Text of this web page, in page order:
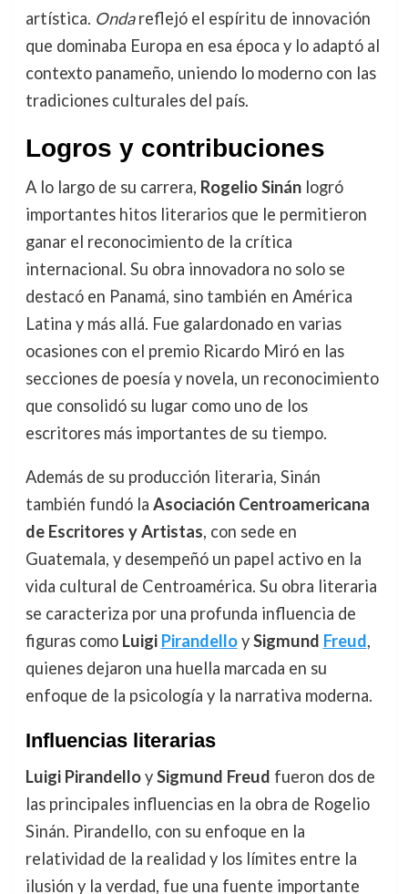
artística. Ondareflejó el espíritu de innovación
que dominaba Europa en esa época y lo adaptó al
contexto panameño, uniendo lo moderno con las
tradiciones culturales del país.
Logros y contribuciones
A lo largo de su carrera, Rogelio Sinánlogró
importantes hitos literarios que le permitieron
ganar el reconocimiento de la crítica
internacional. Su obra innovadora no solo se
destacó en Panamá, sino también en América
Latina y más allá. Fue galardonado en varias
ocasiones con el premio Ricardo Miró en las
secciones de poesía y novela, un reconocimiento
que consolidó su lugar como uno de los
escritores más importantes de su tiempo.
Además de su producción literaria, Sinán
también fundó la Asociación Centroamericana
de Escritores y Artistas, con sede en
Guatemala, y desempeñó un papel activo en la
vida cultural de Centroamérica. Su obra literaria
se caracteriza por una profunda influencia de
figuras como Luigi PirandelloySigmund Freud,
quienes dejaron una huella marcada en su
enfoque de la psicología y la narrativa moderna.
Influencias literarias
Luigi PirandelloySigmund Freud fueron dos de
las principales influencias en la obra de Rogelio
Sinán. Pirandello, con su enfoque en la
relatividad de la realidad y los límites entre la
ilusión y la verdad, fue una fuente importante